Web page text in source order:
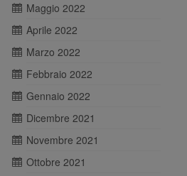
Maggio 2022
Aprile 2022
Marzo 2022
Febbraio 2022
Gennaio 2022
Dicembre 2021
Novembre 2021
Ottobre 2021